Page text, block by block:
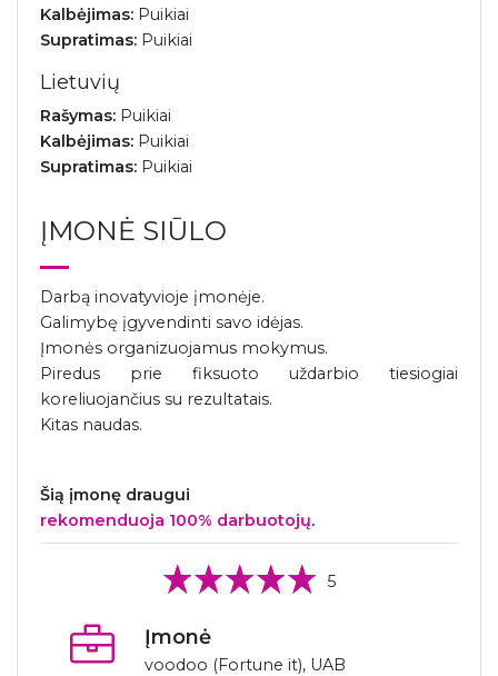
Kalbėjimas: Puikiai
Supratimas: Puikiai
Lietuvių
Rašymas: Puikiai
Kalbėjimas: Puikiai
Supratimas: Puikiai
ĮMONĖ SIŪLO
Darbą inovatyvioje įmonėje.
Galimybę įgyvendinti savo idėjas.
Įmonės organizuojamus mokymus.
Piredus prie fiksuoto uždarbio tiesiogiai
koreliuojančius su rezultatais.
Kitas naudas.
Šią įmonę draugui
rekomenduoja 100% darbuotojų.
5
Įmonė
voodoo (Fortune it), UAB